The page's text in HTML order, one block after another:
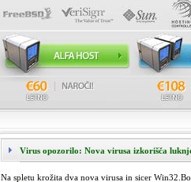
Virus opozorilo: Nova virusa izkorišča
Na spletu krožita dva nova virusa in sicer